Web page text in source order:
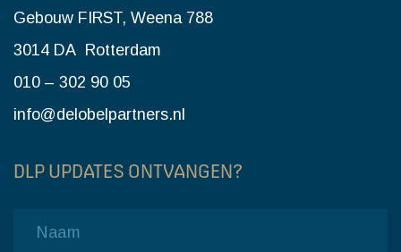
Gebouw FIRST, Weena 788
3014 DA Rotterdam
010 – 302 90 05
info@delobelpartners.nl
DLP UPDATES ONTVANGEN?